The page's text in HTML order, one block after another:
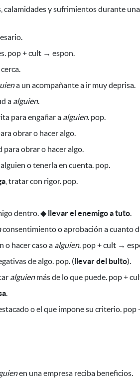
y sufrimientos durante una
pop + cult → espon.
a un acompañante a ir muy deprisa.
a alguien.
para engañara alguien. pop.
obrar o hacer algo.
para obrar o hacer algo.
o tenerla en cuenta. pop.
, tratar con rigor. pop.
dentro.◆ llevar el enemigo a tuto.
consentimiento o aprobación a cuanto
o hacer caso a alguien. pop + cult →
de algo. pop. (llevar del bulto).
alguienmás de lo que puede. pop +
.
o el que impone su criterio.
en una empresa reciba beneficios.